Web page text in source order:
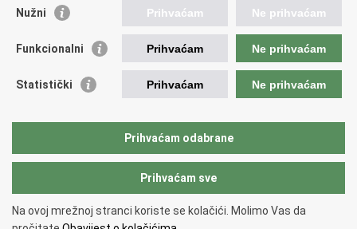
Važne poveznice
Vlada Republike Hrvatske
Registar neprofitnih organizacija
Nacionalna zaklada za razvoj civilnoga društva
Copyright © 2026 Ured za udruge.
Nužni Prihvaćam Ne prihvaćam
Funkcionalni Prihvaćam Ne prihvaćam
Statistički Prihvaćam Ne prihvaćam
Prihvaćam odabrane
Prihvaćam sve
Na ovoj mrežnoj stranci koriste se kolačići. Molimo Vas da